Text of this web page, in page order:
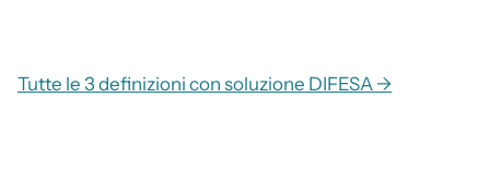
Tutte le 3 definizioni con soluzione DIFESA →